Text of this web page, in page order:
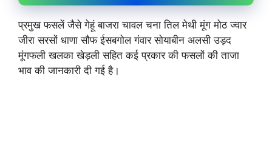
प्रमुख फसलें जैसे गेहूं बाजरा चावल चना तिल मेथी मूंग मोठ ज्वार
जीरा सरसों धाणा सौफ ईसबगोल गंवार सोयाबीन अलसी उड़द
मूंगफली खलका खेड़ली सहित कई प्रकार की फसलों की ताजा
भाव की जानकारी दी गई है।